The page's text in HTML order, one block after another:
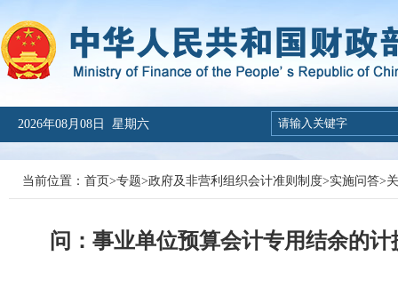
2026年08月08日 星期六
当前位置： 首页>专题>政府及非营利组织会计准则制度>实施问答>
问：事业单位预算会计专用结余的